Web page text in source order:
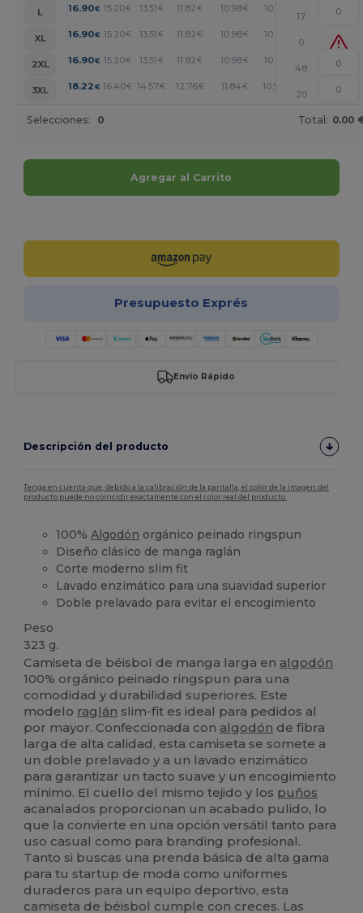
L
16.90€ 15.20€ 13.51€ 11.82 € 10.98€ 10.13 +
17
XL
16.90€ 15.20€ 13.51€ 11.82 € 10.98€ 10.13
0
2XL
16.90€ 15.20€ 13.51€ 11.82 € 10.98€ 10.13 +
48
3XL
18.22 € 16.40€ 14.57€ 12.76€ 11.84 € 10.94 +
20
Selecciones: 0 Total: 0.00
Agregar al Carrito
Presupuesto Exprés
Envío Rápido
Descripción del producto
Tenga en cuenta que, debido a la calibración de la pantalla, el color de la imagen del
producto puede no coincidir exactamente con el color real del producto.
100%Algodón orgánico peinado ringspun
Diseño clásico de manga raglán
Corte moderno slim fit
Lavado enzimático para una suavidad superior
Doble prelavado para evitar el encogimiento
Peso
323 g.
Camiseta de béisbol de manga larga en algodón
100% orgánico peinado ringspun para una
comodidad y durabilidad superiores. Este
modelo raglán slim-fit es ideal para pedidos al
por mayor. Confeccionada con algodón de fibra
larga de alta calidad, esta camiseta se somete a
un doble prelavado y a un lavado enzimático
para garantizar un tacto suave y un encogimiento
mínimo. El cuello del mismo tejido y los puños
acanalados proporcionan un acabado pulido, lo
que la convierte en una opción versátil tanto para
uso casual como para branding profesional.
Tanto si buscas una prenda básica de alta gama
para tu startup de moda como uniformes
duraderos para un equipo deportivo, esta
camiseta de béisbol cumple con creces. Las